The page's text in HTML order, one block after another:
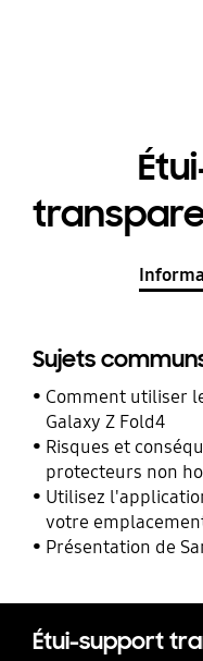
Sujets
Comment utiliser
Galaxy Z Fold4
Risques et
protecteurs non
mobiles Samsung
Utilisez
votre
Présentation de